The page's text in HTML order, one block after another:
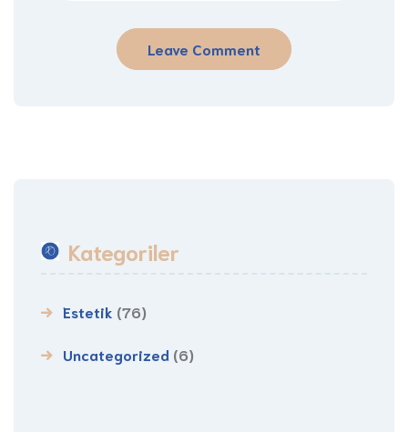
Kategoriler
Estetik (76)
Uncategorized (6)